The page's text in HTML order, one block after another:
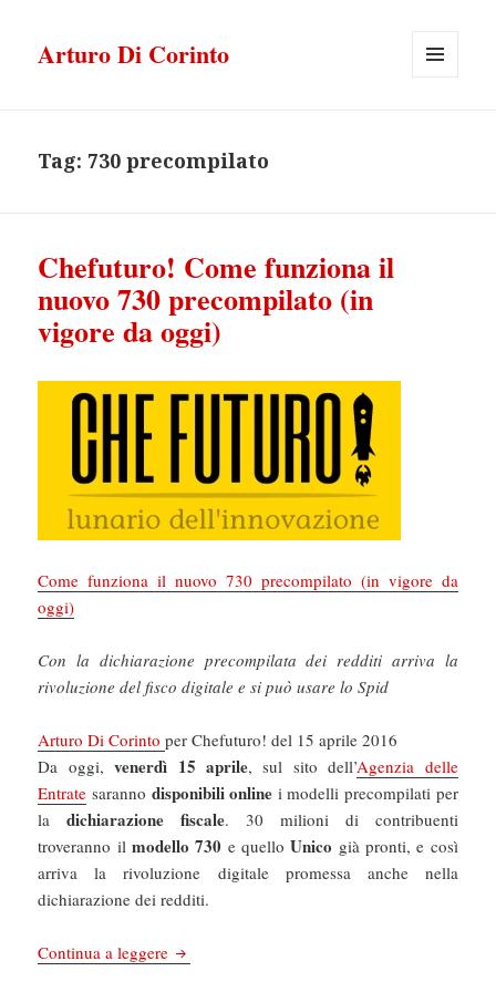
Arturo Di Corinto
Tag: 730 precompilato
Chefuturo! Come funziona il
nuovo 730 precompilato (in
vigore da oggi)
Come funziona il nuovo 730 precompilato (in vigore da
oggi)
Con la dichiarazione precompilata dei redditi arriva la
rivoluzione del fisco digitale e si può usare lo Spid
Arturo Di Corintoper Chefuturo! del 15 aprile 2016
Da oggi,venerdì 15 aprile, sul sito dell’Agenzia delle
Entrate saranno disponibili online i modelli precompilati per
ladichiarazione fiscale. 30 milioni di contribuenti
troveranno ilmodello 730 e quelloUnico già pronti, e così
arriva la rivoluzione digitale promessa anche nella
dichiarazione dei redditi.
Continua a leggere Chefuturo! Come funziona il nuovo 730